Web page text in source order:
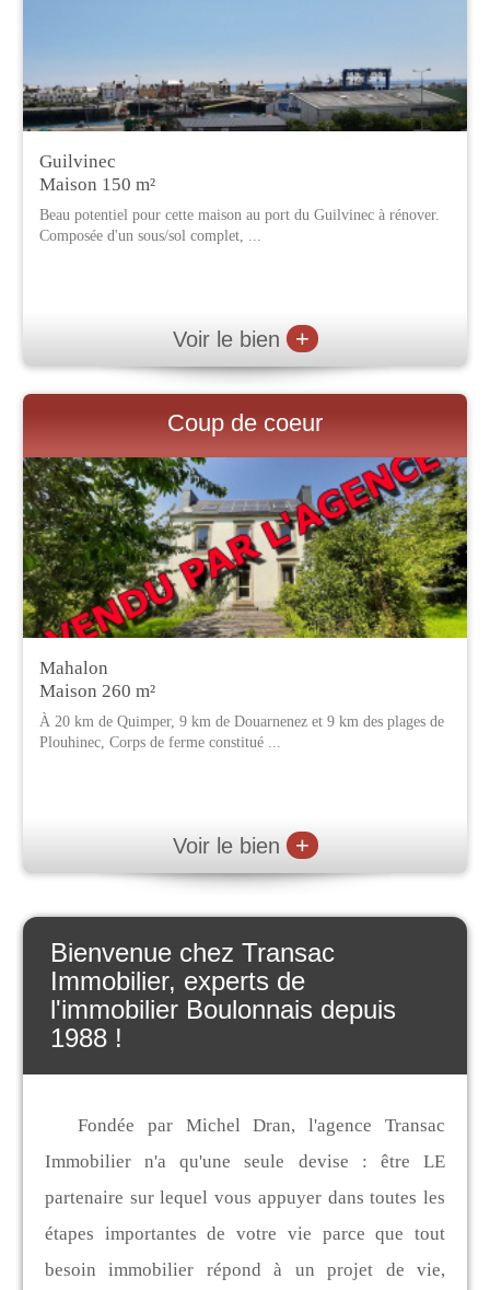
Guilvinec
Maison 150 m²
Beau potentiel pour cette maison au port du Guilvinec à rénover.
Composée d'un sous/sol complet, ...
Voir le bien +
Coup de coeur
Mahalon
Maison 260 m²
À 20 km de Quimper, 9 km de Douarnenez et 9 km des plages de
Plouhinec, Corps de ferme constitué ...
Voir le bien +
Bienvenue chez Transac
Immobilier, experts de
l'immobilier Boulonnais depuis
1988 !
Fondée par Michel Dran, l'agence Transac
Immobilier n'a qu'une seule devise : être LE
partenaire sur lequel vous appuyer dans toutes les
étapes importantes de votre vie parce que tout
besoin immobilier répond à un projet de vie,